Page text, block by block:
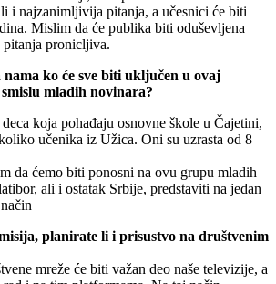
i najzanimljivija pitanja, a učesnici će biti
Mislim da će publika biti oduševljena
pronicljiva.
nama ko će sve biti uključen u ovaj
mladih novinara?
koja pohađaju osnovne škole u Čajetini,
učenika iz Užica. Oni su uzrasta od 8
da ćemo biti ponosni na ovu grupu mladih
ali i ostatak Srbije, predstaviti na jedan
planirate li i prisustvo na društvenim
mreže će biti važan deo naše televizije, a